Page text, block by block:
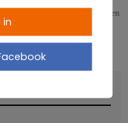
van selderij, artisjokken
op pancreaskanker…
in